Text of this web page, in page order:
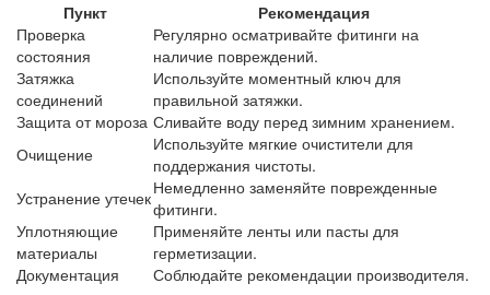
Пункт
Рекомендация
Проверка
состояния
Регулярно осматривайте фитинги на
наличие повреждений.
Затяжка
соединений
Используйте моментный ключ для
правильной затяжки.
Защита от мороза Сливайте воду перед зимним хранением.
Очищение
Используйте мягкие очистители для
поддержания чистоты.
Устранение утечекНемедленно заменяйте поврежденные
фитинги.
Уплотняющие
материалы
Применяйте ленты или пасты для
герметизации.
Документация
Соблюдайте рекомендации производителя.